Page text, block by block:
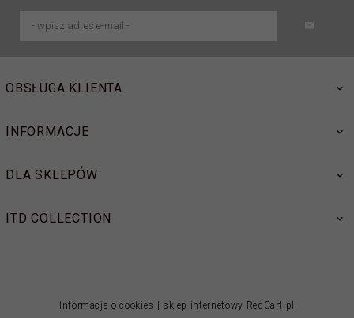
OBSŁUGA KLIENTA
INFORMACJE
DLA SKLEPÓW
ITD COLLECTION
Informacja o cookies | sklep internetowy RedCart.pl